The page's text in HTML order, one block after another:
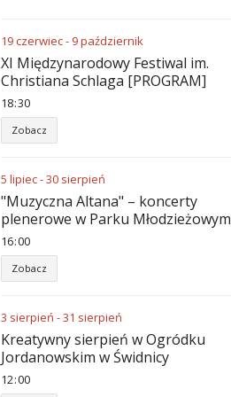
19czerwiec- 9październik
XI Międzynarodowy Festiwal im.
Christiana Schlaga [PROGRAM]
18:30
Zobacz
5 lipiec-30 sierpień
"Muzyczna Altana" – koncerty
plenerowe w Parku Młodzieżowym
16:00
Zobacz
3 sierpień -31 sierpień
Kreatywny sierpień w Ogródku
Jordanowskim w Świdnicy
12:00